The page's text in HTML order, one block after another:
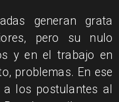
generan grata
pero su nulo
y en el trabajo en
problemas. En ese
los postulantes al